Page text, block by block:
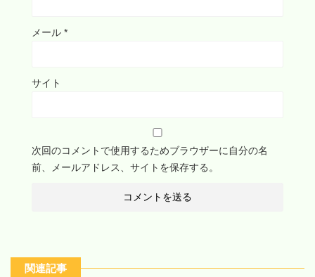
メール *
サイト
次回のコメントで使用するためブラウザーに自分の名
前、メールアドレス、サイトを保存する。
関連記事